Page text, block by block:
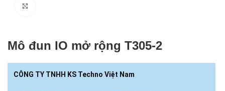
Mô đun IO mở rộng T305-2
CÔNG TY TNHH KS Techno Việt Nam